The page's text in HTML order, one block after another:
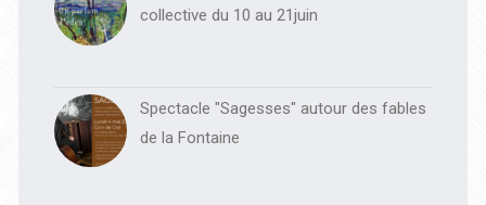
collective du 10 au 21juin
Spectacle "Sagesses" autour des fables
de la Fontaine